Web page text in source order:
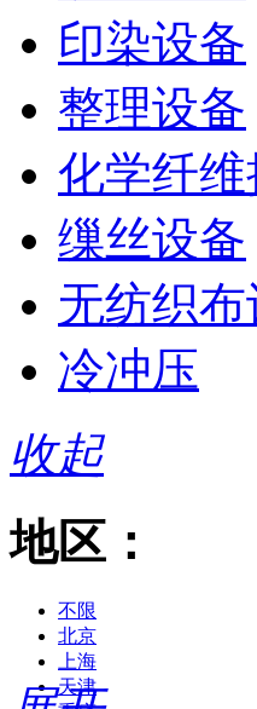
印染设备
整理设备
化学纤
缫丝设备
无纺织布
冷冲压
收起
地区：
不限
北京
上海
天津